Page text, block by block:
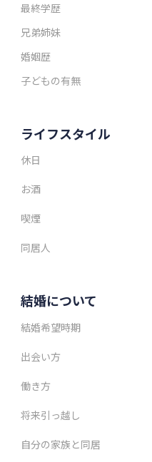
最終学歴
兄弟姉妹
婚姻歴
子どもの有無
ライフスタイル
休日
お酒
喫煙
同居人
結婚について
結婚希望時期
出会い方
働き方
将来引っ越し
自分の家族と同居